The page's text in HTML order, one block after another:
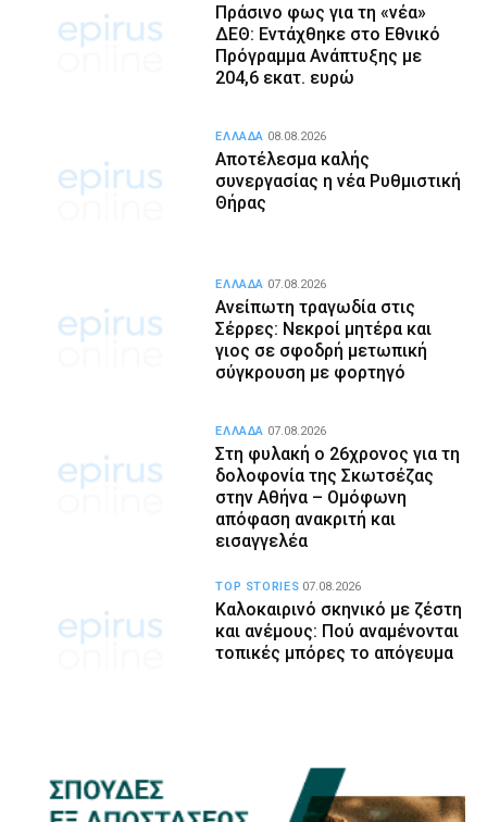
Πράσινο φως για τη «νέα»
ΔΕΘ: Εντάχθηκε στο Εθνικό
Πρόγραμμα Ανάπτυξης με
204,6 εκατ. ευρώ
Αποτέλεσμα καλής
συνεργασίας η νέα Ρυθμιστική
Θήρας
ΕΛΛΑΔΑ 08.08.2026
Ανείπωτη τραγωδία στις
Σέρρες: Νεκροί μητέρα και
γιος σε σφοδρή μετωπική
σύγκρουση με φορτηγό
ΕΛΛΑΔΑ 07.08.2026
Στη φυλακή ο 26χρονος για τη
δολοφονία της Σκωτσέζας
στην Αθήνα – Ομόφωνη
απόφαση ανακριτή και
εισαγγελέα
ΕΛΛΑΔΑ 07.08.2026
Καλοκαιρινό σκηνικό με ζέστη
και ανέμους: Πού αναμένονται
τοπικές μπόρες το απόγευμα
TOP STORIES 07.08.2026